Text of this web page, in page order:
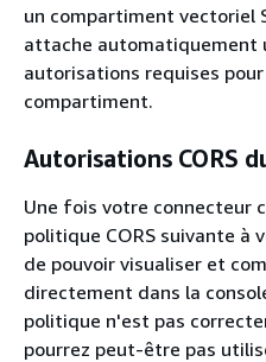
un compartiment vectoriel
attache automatiquement
autorisations requises
compartiment.
Autorisations CORS
Une fois votre connecteur
politique CORS suivante à
de pouvoir visualiser et
directement dans la
politique n'est pas
pourrez peut-être pas